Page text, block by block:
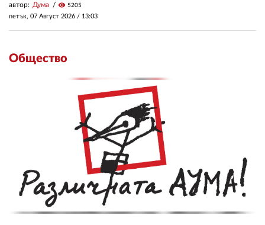
автор: Дума visibility 5205
петък, 07 Август 2026 / 13:03
Общество